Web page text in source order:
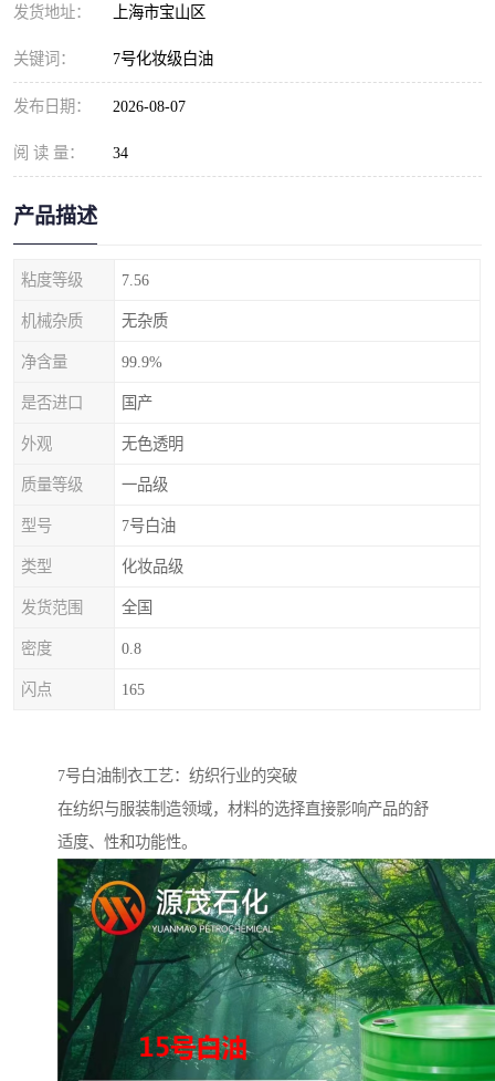
发货地址： 上海市宝山区
关键词： 7号化妆级白油
发布日期： 2026-08-07
阅 读 量： 34
产品描述
粘度等级 7.56
机械杂质 无杂质
净含量 99.9%
是否进口 国产
外观 无色透明
质量等级 一品级
型号 7号白油
类型 化妆品级
发货范围 全国
密度 0.8
闪点 165
7号白油制衣工艺：纺织行业的突破
在纺织与服装制造领域，材料的选择直接影响产品的舒
适度、性和功能性。